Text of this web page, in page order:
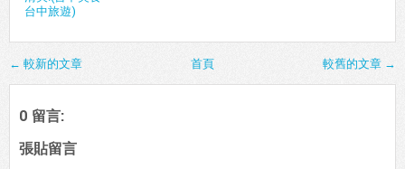
台中旅遊)
← 較新的文章 較舊的文章 →
首頁
0 留言:
張貼留言